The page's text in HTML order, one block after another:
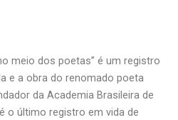
meio dos poetas” é um registro
e a obra do renomado poeta
da Academia Brasileira de
o último registro em vida de